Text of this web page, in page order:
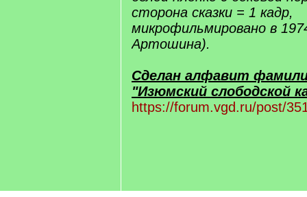
сторона сказки = 1 кадр,
микрофильмировано в
Артошина).
Сделан алфавит
"Изюмский слободской
https://forum.vgd.ru/post/